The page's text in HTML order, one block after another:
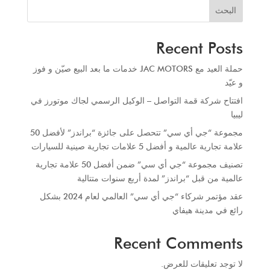
البحث
Recent Posts
حملة العيد مع JAC MOTORS خدمات ما بعد البيع صيّن و فوز
و عيّد
افتتاح شركة قمة التواصل – الوكيل الرسمي لجاك موتورز في
ليبيا
مجموعة “جي أي سي” تتحصل على جائزة “براندز” لأفضل 50
علامة تجارية عالمية و أفضل 5 علامات تجارية صينية للسيارات
تصنيف مجموعة “جي أي سي” ضمن أفضل 50 علامة تجارية
عالمية من قبل “براندز” لمدة أربع سنوات متتالية
عقد مؤتمر شركاء “جي أي سي” العالمي لعام 2024 بشكل
رائع في مدينة هيفاي
Recent Comments
لا توجد تعليقات للعرض.